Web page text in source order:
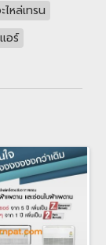
ไหล่เทรน
อร์